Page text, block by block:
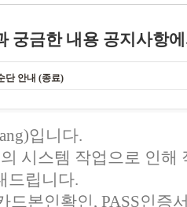
궁금한 내용 공지사항
단 안내 (종료)
입니다.
시스템 작업으로 인해
드립니다.
드본인확인, PASS인증